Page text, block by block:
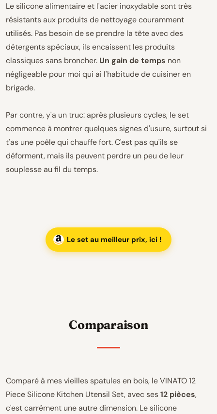
Le silicone alimentaire et l'acier inoxydable sont très
résistants aux produits de nettoyage couramment
utilisés. Pas besoin de se prendre la tête avec des
détergents spéciaux, ils encaissent les produits
classiques sans broncher. Un gain de temps non
négligeable pour moi qui ai l'habitude de cuisiner en
brigade.
Par contre, y'a un truc: après plusieurs cycles, le set
commence à montrer quelques signes d'usure, surtout si
t'as une poêle qui chauffe fort. C'est pas qu'ils se
déforment, mais ils peuvent perdre un peu de leur
souplesse au fil du temps.
Le set au meilleur prix, ici !
Comparaison
Comparé à mes vieilles spatules en bois, le VINATO 12
Piece Silicone Kitchen Utensil Set, avec ses12 pièces,
c'est carrément une autre dimension. Le silicone